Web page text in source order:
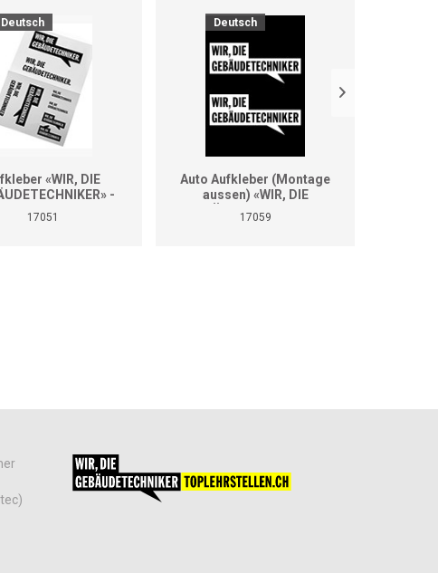
Deutsch
«WIR, DIE
-
Diverse Grössen
17051
Deutsch
Auto Aufkleber (Montage
aussen) «WIR, DIE
GEBÄUDETECHNIKER»
(Format A2)
17059